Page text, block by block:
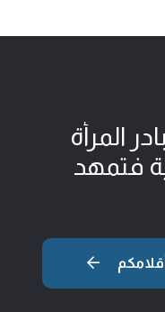
المرأة
فتمهد